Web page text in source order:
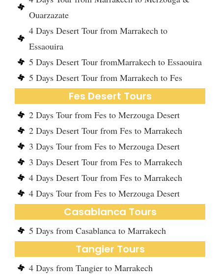
Ouarzazate
4 Days Desert Tour from Marrakech to
Essaouira
5 Days Desert Tour fromMarrakech to Essaouira
5 Days Desert Tour from Marrakech to Fes
Fes Desert Tours
2 Days Tour from Fes to Merzouga Desert
2 Days Desert Tour from Fes to Marrakech
3 Days Tour from Fes to Merzouga Desert
3 Days Desert Tour from Fes to Marrakech
4 Days Desert Tour from Fes to Marrakech
4 Days Tour from Fes to Merzouga Desert
Casablanca Tours
5 Days from Casablanca to Marrakech
Tangier Tours
4 Days from Tangier to Marrakech